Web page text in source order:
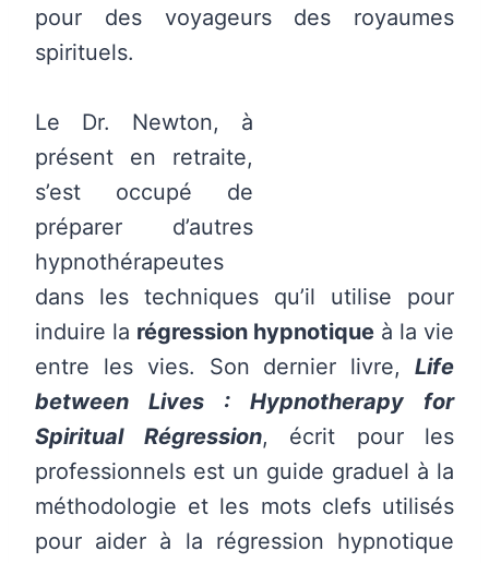
pour des voyageurs des royaumes
spirituels.
Le Dr. Newton, à
présent en retraite,
s’est occupé de
préparer d’autres
hypnothérapeutes
dans les techniques qu’il utilise pour
induire la régression hypnotique à la vie
entre les vies. Son dernier livre, Life
between Lives : Hypnotherapy for
Spiritual Régression, écrit pour les
professionnels est un guide graduel à la
méthodologie et les mots clefs utilisés
pour aider à la régression hypnotique